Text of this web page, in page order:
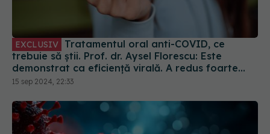
EXCLUSIV
trebuie să știi. Prof. dr. Aysel Florescu: Este
demonstrat ca eficiență virală. A redus foarte
mult riscul de spitalizare
15 sep 2024, 22:33